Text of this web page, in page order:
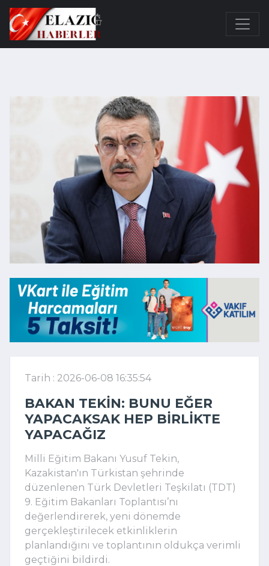
Tarih : 2026-06-08 16:35:54
BAKAN TEKIN: BUNU EĞER
YAPACAKSAK HEP BIRLIKTE
YAPACAĞIZ
Milli Eğitim Bakanı Yusuf Tekin,
Kazakistan'ın Türkistan şehrinde
düzenlenen Türk Devletleri Teşkilatı (TDT)
9. Eğitim Bakanları Toplantısı’nı
değerlendirerek, yeni dönemde
gerçekleştirilecek etkinliklerin
planlandığını ve toplantının oldukça verimli
geçtiğini bildirdi.